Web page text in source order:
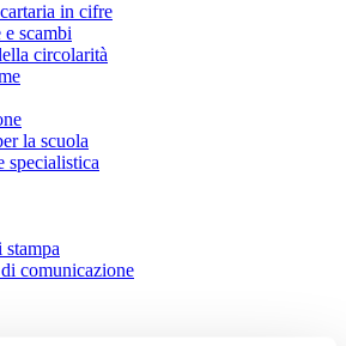
in cifre
scambi
circolarità
la scuola
specialistica
comunicazione